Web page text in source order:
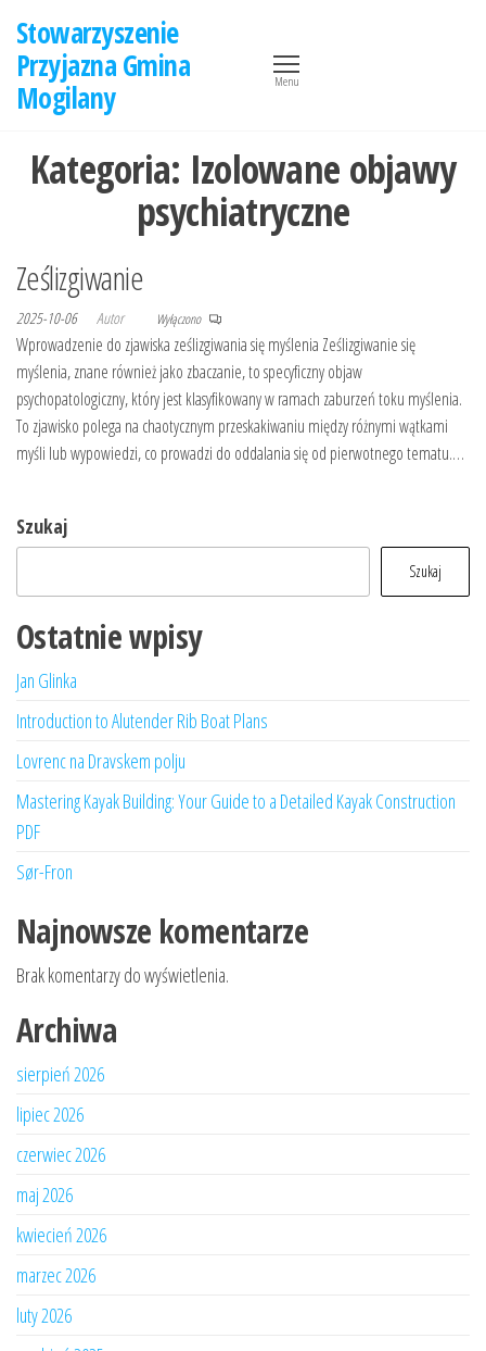
treści
Stowarzyszenie
Przyjazna Gmina
Mogilany
Menu
Kategoria: Izolowane objawy
psychiatryczne
Ześlizgiwanie
2025-10-06 Autor Wyłączono
Wprowadzenie do zjawiska ześlizgiwania się myślenia Ześlizgiwanie się
myślenia, znane również jako zbaczanie, to specyficzny objaw
psychopatologiczny, który jest klasyfikowany w ramach zaburzeń toku myślenia.
To zjawisko polega na chaotycznym przeskakiwaniu między różnymi wątkami
myśli lub wypowiedzi, co prowadzi do oddalania się od pierwotnego tematu.…
Szukaj
Szukaj
Ostatnie wpisy
Jan Glinka
Introduction to Alutender Rib Boat Plans
Lovrenc na Dravskem polju
Mastering Kayak Building: Your Guide to a Detailed Kayak Construction
PDF
Sør-Fron
Najnowsze komentarze
Brak komentarzy do wyświetlenia.
Archiwa
sierpień 2026
lipiec 2026
czerwiec 2026
maj 2026
kwiecień 2026
marzec 2026
luty 2026